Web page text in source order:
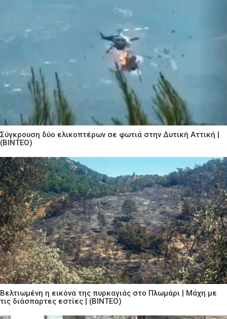
Σύγκρουση δύο ελικοπτέρων σε φωτιά στην Δυτική Αττική |
(ΒΙΝΤΕΟ)
Βελτιωμένη η εικόνα της πυρκαγιάς στο Πλωμάρι | Μάχη με
τις διάσπαρτες εστίες | (ΒΙΝΤΕΟ)